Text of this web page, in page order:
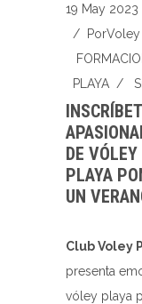
19 May 2023
/ PorVoley
PLAYA /
DE
PLAYA
UN
Club Voley
presenta
vóley playa